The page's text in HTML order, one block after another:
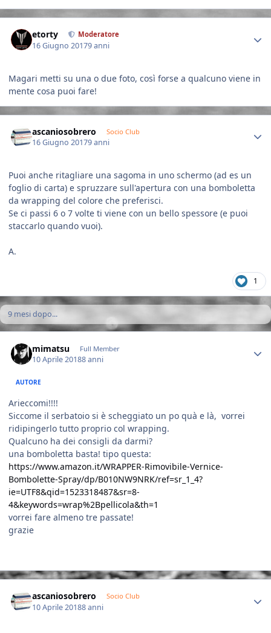
etorty Moderatore
16 Giugno 20179 anni
Magari metti su una o due foto, così forse a qualcuno viene in
mente cosa puoi fare!
ascaniosobrero Socio Club
16 Giugno 20179 anni
Puoi anche ritagliare una sagoma in uno schermo (ad es un
foglio di carta) e spruzzare sull'apertura con una bomboletta
da wrapping del colore che preferisci.
Se ci passi 6 o 7 volte ti viene con un bello spessore (e puoi
staccarlo quando vuoi).
A.
1
9 mesi dopo...
mimatsu Full Member
10 Aprile 20188 anni
AUTORE
Arieccomi!!!!
Siccome il serbatoio si è scheggiato un po quà e là, vorrei
ridipingerlo tutto proprio col wrapping.
Qualcuno ha dei consigli da darmi?
una bomboletta basta! tipo questa:
https://www.amazon.it/WRAPPER-Rimovibile-Vernice-
Bombolette-Spray/dp/B010NW9NRK/ref=sr_1_4?
ie=UTF8&qid=1523318487&sr=8-
4&keywords=wrap%2Bpellicola&th=1
vorrei fare almeno tre passate!
grazie
ascaniosobrero Socio Club
10 Aprile 20188 anni